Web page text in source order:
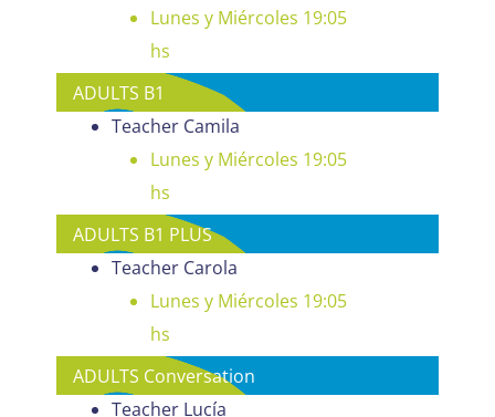
Lunes y Miércoles 19:05
hs
ADULTS B1
Teacher Camila
Lunes y Miércoles 19:05
hs
ADULTS B1 PLUS
Teacher Carola
Lunes y Miércoles 19:05
hs
ADULTS Conversation
Teacher Lucía